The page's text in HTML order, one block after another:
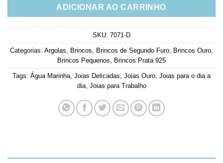
ADICIONAR AO CARRINHO
SKU: 7071-D
Categorias: Argolas, Brincos, Brincos de Segundo Furo, Brincos Ouro,
Brincos Pequenos, Brincos Prata 925
Tags: Água Marinha, Joias Delicadas, Joias Ouro, Joias para o dia a
dia, Joias para Trabalho